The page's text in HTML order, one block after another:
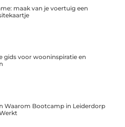
maak van je voertuig een
gids voor wooninspiratie en
Waarom Bootcamp in Leiderdorp